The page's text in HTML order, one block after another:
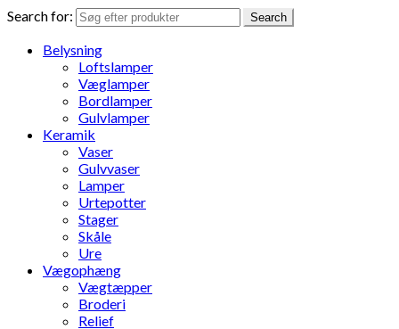
Search for: Search
Belysning
Loftslamper
Væglamper
Bordlamper
Gulvlamper
Keramik
Vaser
Gulvvaser
Lamper
Urtepotter
Stager
Skåle
Ure
Vægophæng
Vægtæpper
Broderi
Relief